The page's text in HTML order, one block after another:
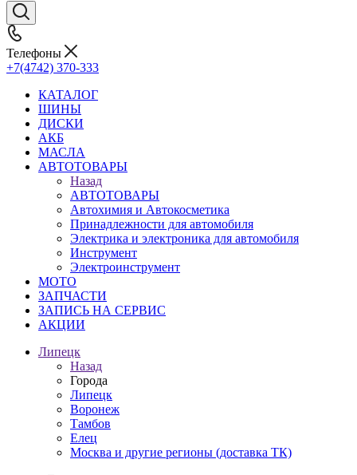
Телефоны
+7(4742) 370-333
КАТАЛОГ
ШИНЫ
ДИСКИ
АКБ
МАСЛА
АВТОТОВАРЫ
Назад
АВТОТОВАРЫ
Автохимия и Автокосметика
Принадлежности для автомобиля
Электрика и электроника для автомобиля
Инструмент
Электроинструмент
МОТО
ЗАПЧАСТИ
ЗАПИСЬ НА СЕРВИС
АКЦИИ
Липецк
Назад
Города
Липецк
Воронеж
Тамбов
Елец
Москва и другие регионы (доставка ТК)